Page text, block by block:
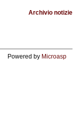
Archivio notizie
Powered by Microasp